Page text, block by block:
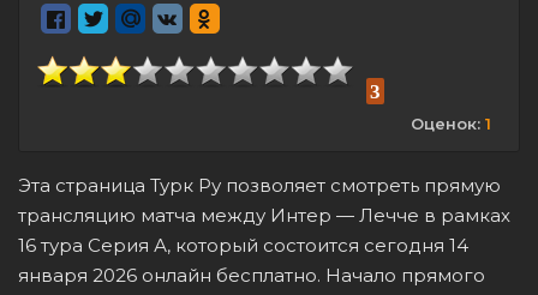
Эта страница Турк Ру позволяет смотреть прямую
трансляцию матча между Интер — Лечче в рамках
16 тура Серия А, который состоится сегодня 14
января 2026 онлайн бесплатно. Начало прямого
3
Оценок: 1